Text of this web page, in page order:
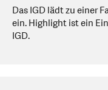
Das IGD lädt zu einer
ein. Highlight ist ein
IGD.